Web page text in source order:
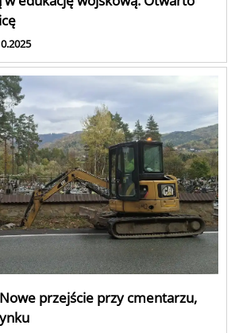
przejście przy cmentarzu,